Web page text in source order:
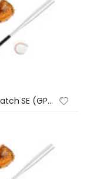
Apple Watch SE (GPS) – Caja de aluminio en plata de 44 mm – Correa deportiva en color abismo – Talla única